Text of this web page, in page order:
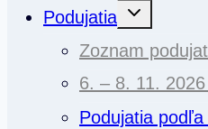
Podujatia
Toggle
Zoznam
6. – 8. 11.
Podujatia